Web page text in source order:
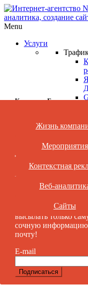
Menu
Услуги
Категории Блога
Жизнь
Мероприятия
Контекстная
Веб-
Сайты
Нет времени читать?
Подпишись
Нет времени
читать?
Подпишитесь и мы
высылать только
сочную
почту!
E-mail